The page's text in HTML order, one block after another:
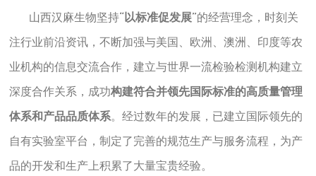
山西汉麻生物坚持“以标准促发展”的经营理念，时刻关
注行业前沿资讯，不断加强与美国、欧洲、澳洲、印度等农
业机构的信息交流合作，建立与世界一流检验检测机构建立
深度合作关系，成功构建符合并领先国际标准的高质量管理
体系和产品品质体系。经过数年的发展，已建立国际领先的
自有实验室平台，制定了完善的规范生产与服务流程，为产
品的开发和生产上积累了大量宝贵经验。